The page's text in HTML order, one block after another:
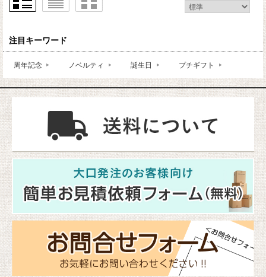
注目キーワード
周年記念 ノベルティ 誕生日 プチギフト